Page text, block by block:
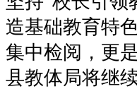
造基础教育特
集中检阅，更
县教体局将继